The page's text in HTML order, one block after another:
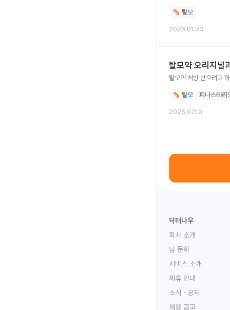
탈모
2026.01.23
탈모약 오리지널
탈모약 처방 받으려고
탈모 피나스테리
2025.07.10
닥터나우
회사 소개
팀 문화
서비스 소개
제휴 안내
소식 · 공지
채용 공고